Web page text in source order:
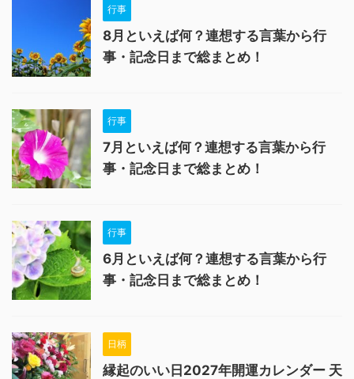
行事
8月といえば何？連想する言葉から行
事・記念日まで総まとめ！
行事
7月といえば何？連想する言葉から行
事・記念日まで総まとめ！
行事
6月といえば何？連想する言葉から行
事・記念日まで総まとめ！
日柄
縁起のいい日2027年開運カレンダー 天